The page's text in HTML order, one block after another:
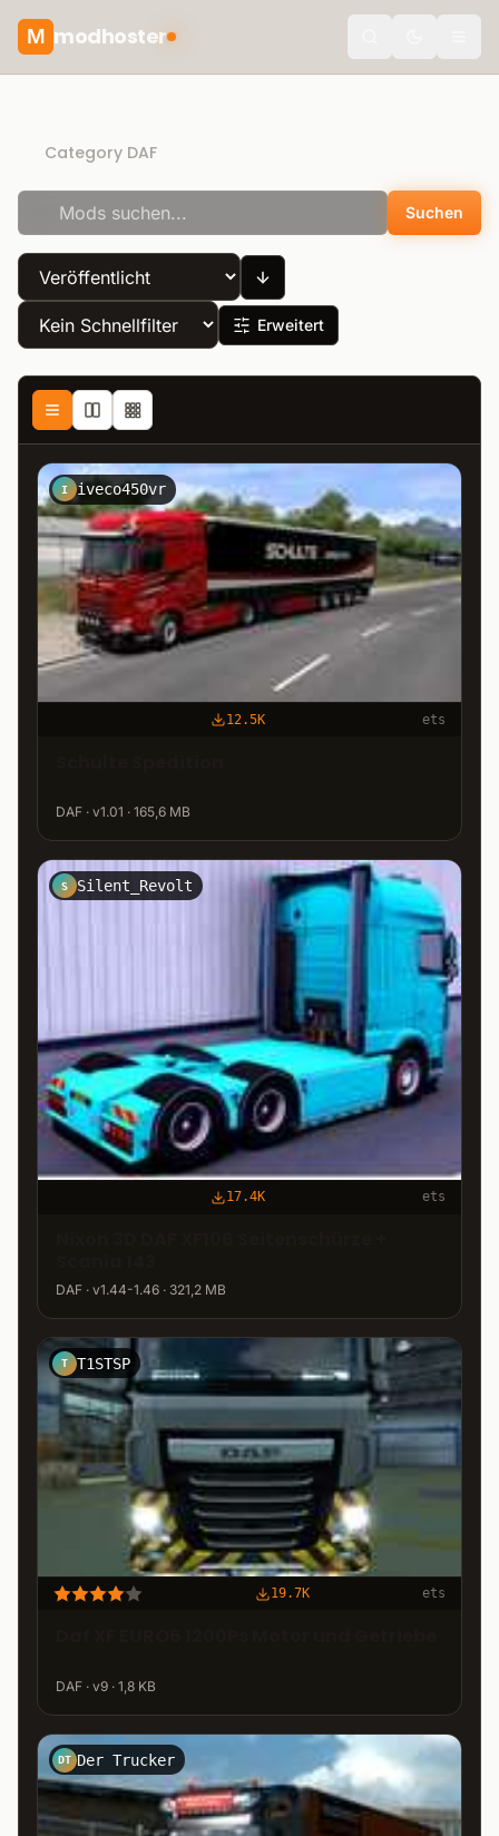
M modhoster
Category DAF
Suchen
Erweitert
I iveco450vr
12.5K ets
DAF · v1.01 · 165,6 MB
S Silent_Revolt
17.4K ets
DAF · v1.44-1.46 · 321,2 MB
T T1STSP
19.7K ets
DAF · v9 · 1,8 KB
DT Der Trucker